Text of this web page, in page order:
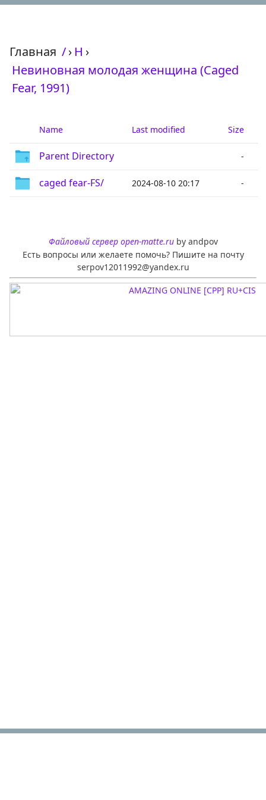
Главная /› Н ›
Невиновная молодая женщина (Caged
Fear, 1991)
Name Last modified Size
Parent Directory -
caged fear-FS/ 2024-08-10 20:17 -
Файловый сервер open-matte.ruby andpov
Есть вопросы или желаете помочь? Пишите на почту
serpov12011992@yandex.ru